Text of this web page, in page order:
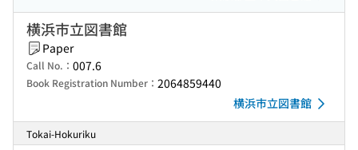
横浜市立図書館
Paper
Call No.： 007.6
Book Registration Number： 2064859440
横浜市立図書館
Tokai-Hokuriku